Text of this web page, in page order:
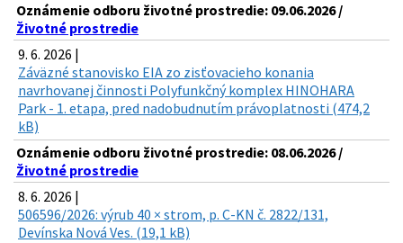
Oznámenie odboru životné prostredie: 09.06.2026 /
Životné prostredie
9. 6. 2026 |
Záväzné stanovisko EIA zo zisťovacieho konania
navrhovanej činnosti Polyfunkčný komplex HINOHARA
Park - 1. etapa, pred nadobudnutím právoplatnosti (474,2
kB)
Oznámenie odboru životné prostredie: 08.06.2026 /
Životné prostredie
8. 6. 2026 |
506596/2026: výrub 40 × strom, p. C-KN č. 2822/131,
Devínska Nová Ves. (19,1 kB)